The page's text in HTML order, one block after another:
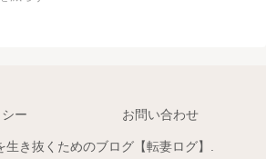
ー お問い合わせ
き抜くためのブログ【転妻ログ】.